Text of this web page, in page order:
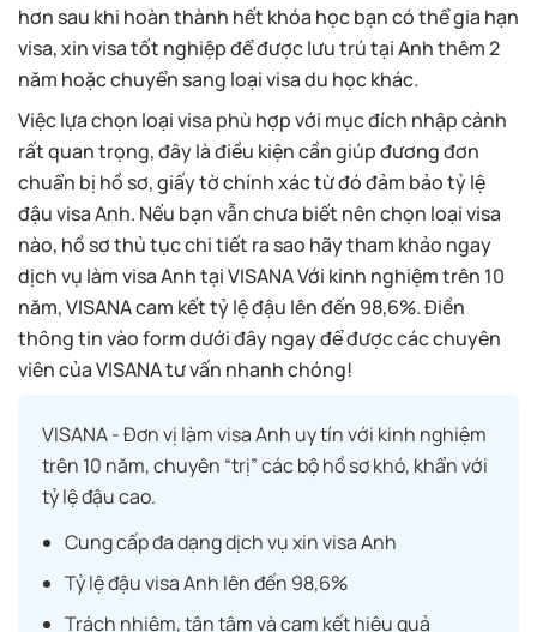
hơn sau khi hoàn thành hết khóa học bạn có thể gia hạn
visa, xin visa tốt nghiệp để được lưu trú tại Anh thêm 2
năm hoặc chuyển sang loại visa du học khác.
Việc lựa chọn loại visa phù hợp với mục đích nhập cảnh
rất quan trọng, đây là điều kiện cần giúp đương đơn
chuẩn bị hồ sơ, giấy tờ chính xác từ đó đảm bảo tỷ lệ
đậu visa Anh. Nếu bạn vẫn chưa biết nên chọn loại visa
nào, hồ sơ thủ tục chi tiết ra sao hãy tham khảo ngay
dịch vụ làm visa Anh tại VISANA Với kinh nghiệm trên 10
năm, VISANA cam kết tỷ lệ đậu lên đến 98,6%. Điền
thông tin vào form dưới đây ngay để được các chuyên
viên của VISANA tư vấn nhanh chóng!
VISANA - Đơn vị làm visa Anh uy tín với kinh nghiệm
trên 10 năm, chuyên “trị” các bộ hồ sơ khó, khẩn với
tỷ lệ đậu cao.
Cung cấp đa dạng dịch vụ xin visa Anh
Tỷ lệ đậu visa Anh lên đến 98,6%
Trách nhiệm, tận tâm và cam kết hiệu quả